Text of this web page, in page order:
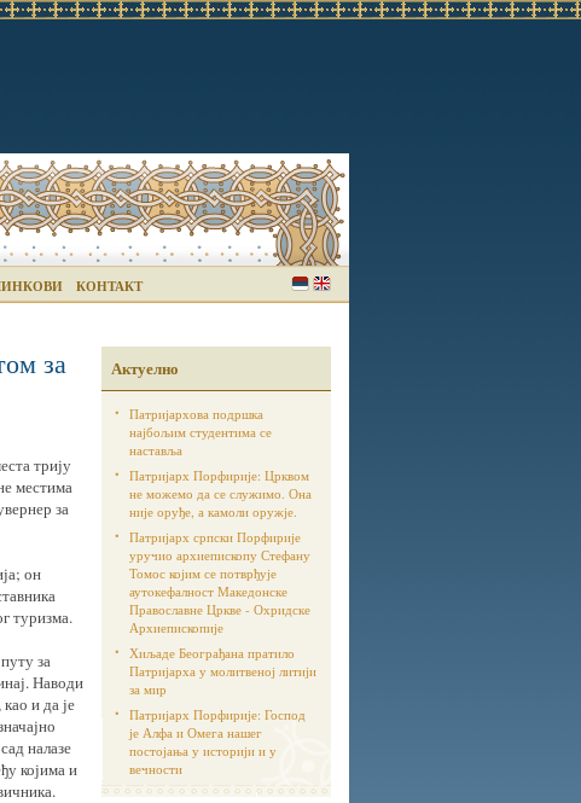
КОНТАКТ
за
трију
местима
за
он
туризма.
за
Наводи
и да је
налазе
којима и
Актуелно
Патријархова подршка
најбољим студентима се
наставља
Патријарх Порфирије: Црквом
не можемо да се служимо. Она
није оруђе, а камоли оружје.
Патријарх српски Порфирије
уручио архиепископу Стефану
Томос којим се потврђује
аутoкефалност Македонске
Православне Цркве - Охридске
Архиепископије
Хиљаде Београђана пратило
Патријарха у молитвеној литији
за мир
Патријарх Порфирије: Господ
је Алфа и Омега нашег
постојања у историји и у
вечности